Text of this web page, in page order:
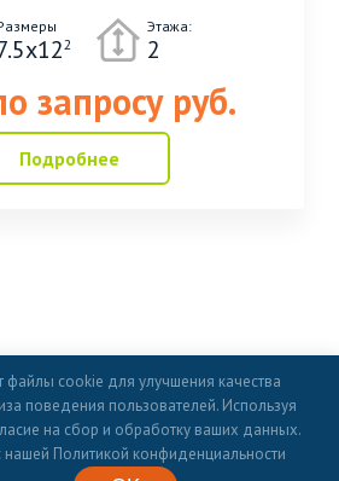
2
Этажа:
2
запросу руб.
Подробнее
Площадь Комплектация
Популярные размеры
файлы cookie для улучшения качества
поведения пользователей. Используя
на сбор и обработку ваших данных.
Политикой конфиденциальности